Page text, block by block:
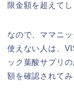
限金額を超えて
なので、ママニ
使えない人は、
ック葉酸サプリ
額を確認されて